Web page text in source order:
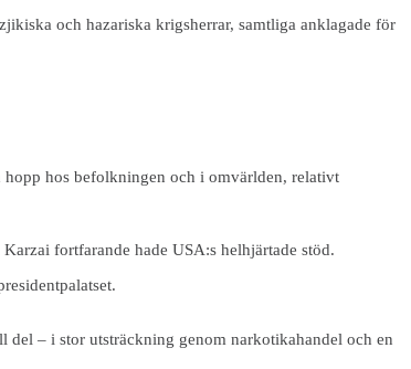
och hazariska krigsherrar, samtliga anklagade för
hos befolkningen och i omvärlden, relativt
fortfarande hade USA:s helhjärtade stöd.
del – i stor utsträckning genom narkotikahandel och en